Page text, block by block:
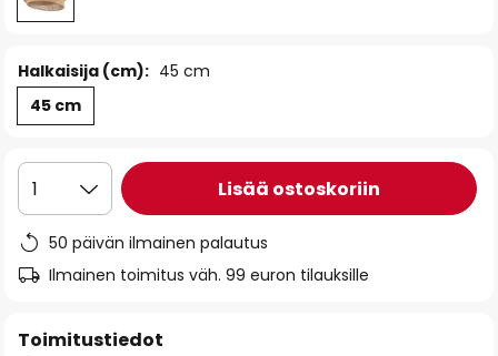
Halkaisija (cm): 45 cm
45 cm
1 Lisää ostoskoriin
50 päivän ilmainen palautus
Ilmainen toimitus väh. 99 euron tilauksille
Toimitustiedot